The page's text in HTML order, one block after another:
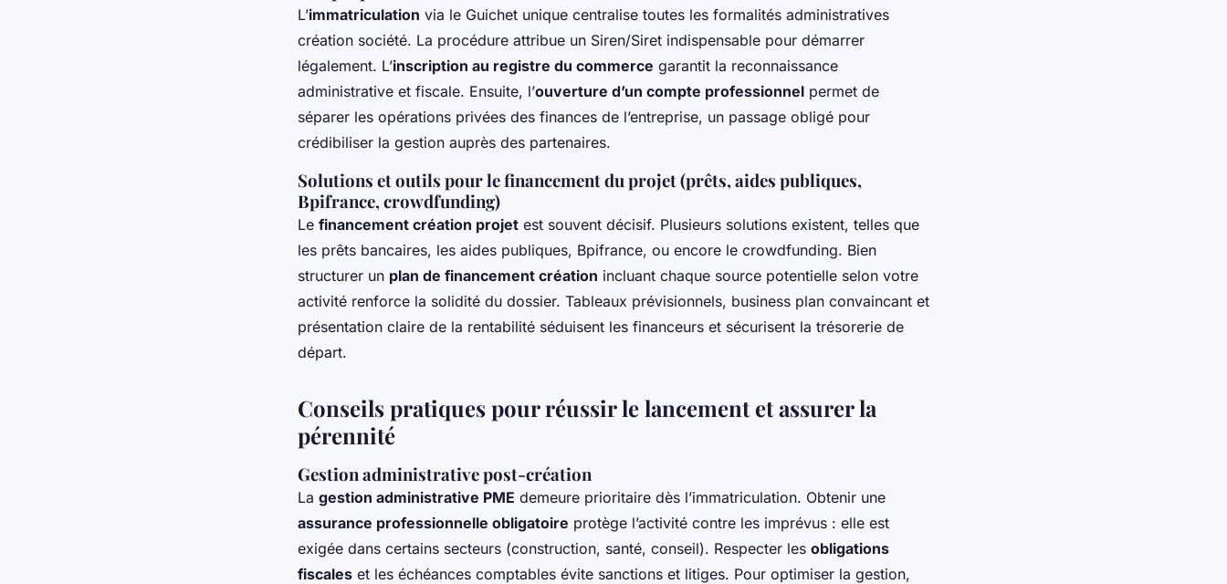
L’immatriculation via le Guichet unique centralise toutes les formalités administratives
création société. La procédure attribue un Siren/Siret indispensable pour démarrer
légalement. L’inscription au registre du commerce garantit la reconnaissance
administrative et fiscale. Ensuite, l’ouverture d’un compte professionnel permet de
séparer les opérations privées des finances de l’entreprise, un passage obligé pour
crédibiliser la gestion auprès des partenaires.
Solutions et outils pour le financement du projet (prêts, aides publiques,
Bpifrance, crowdfunding)
Le financement création projet est souvent décisif. Plusieurs solutions existent, telles que
les prêts bancaires, les aides publiques, Bpifrance, ou encore le crowdfunding. Bien
structurer un plan de financement création incluant chaque source potentielle selon votre
activité renforce la solidité du dossier. Tableaux prévisionnels, business plan convaincant et
présentation claire de la rentabilité séduisent les financeurs et sécurisent la trésorerie de
départ.
Conseils pratiques pour réussir le lancement et assurer la
pérennité
Gestion administrative post-création
La gestion administrative PME demeure prioritaire dès l’immatriculation. Obtenir une
assurance professionnelle obligatoire protège l’activité contre les imprévus : elle est
exigée dans certains secteurs (construction, santé, conseil). Respecter les obligations
fiscales et les échéances comptables évite sanctions et litiges. Pour optimiser la gestion,